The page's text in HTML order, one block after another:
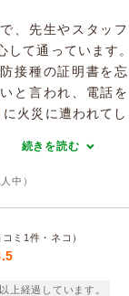
、先生やスタッ
して通っています。
接種の証明書を
と言われ、電話
火災に遭われてし
続きを読む
人中）
ミ1件・ネコ）
上経過しています。